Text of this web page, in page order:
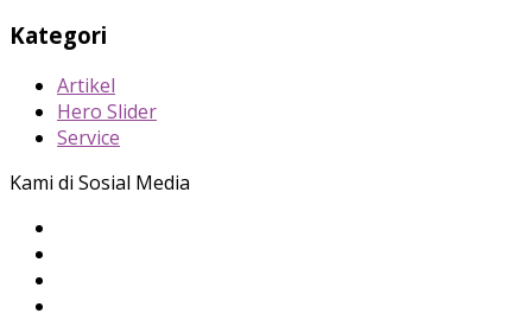
Kategori
Artikel
Hero Slider
Service
Kami di Sosial Media